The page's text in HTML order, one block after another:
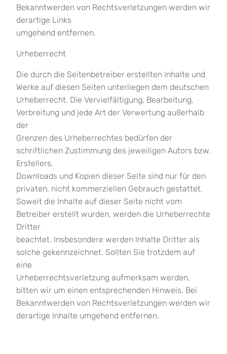
Bekanntwerden von Rechtsverletzungen werden wir
derartige Links
umgehend entfernen.
Urheberrecht
Die durch die Seitenbetreiber erstellten Inhalte und
Werke auf diesen Seiten unterliegen dem deutschen
Urheberrecht. Die Vervielfältigung, Bearbeitung,
Verbreitung und jede Art der Verwertung außerhalb
der
Grenzen des Urheberrechtes bedürfen der
schriftlichen Zustimmung des jeweiligen Autors bzw.
Erstellers.
Downloads und Kopien dieser Seite sind nur für den
privaten, nicht kommerziellen Gebrauch gestattet.
Soweit die Inhalte auf dieser Seite nicht vom
Betreiber erstellt wurden, werden die Urheberrechte
Dritter
beachtet. Insbesondere werden Inhalte Dritter als
solche gekennzeichnet. Sollten Sie trotzdem auf
eine
Urheberrechtsverletzung aufmerksam werden,
bitten wir um einen entsprechenden Hinweis. Bei
Bekanntwerden von Rechtsverletzungen werden wir
derartige Inhalte umgehend entfernen.